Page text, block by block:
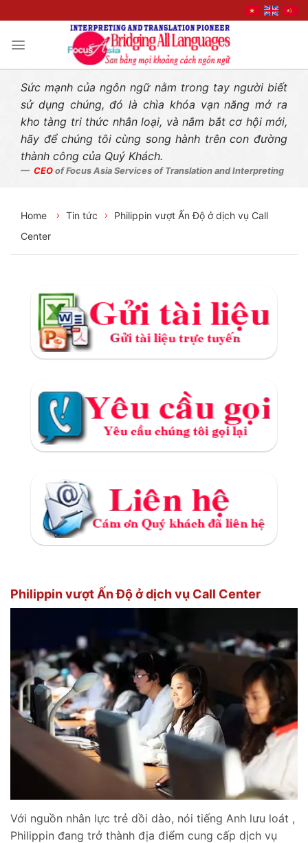
Sức mạnh của ngôn ngữ nằm trong tay người biết
sử dụng chúng, đó là chìa khóa vạn năng mở ra
kho tàng tri thức nhân loại, và nắm bắt cơ hội mới,
hãy để chúng tôi cùng song hành trên con đường
thành công của Quý Khách.
CEO of Focus Asia Services of Translation and Interpreting
Home Tin tức
Philippin vượt Ấn Độ ở dịch vụ Call
Center
Philippin vượt Ấn Độ ở dịch vụ Call Center
Với nguồn nhân lực trẻ dồi dào, nói tiếng Anh lưu loát ,
Philippin đang trở thành địa điểm cung cấp dịch vụ